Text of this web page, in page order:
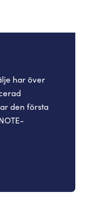
har över
den första